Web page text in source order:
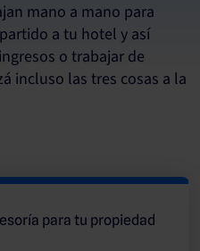
mano a mano para
a tu hotel y así
o trabajar de
incluso las tres cosas a la
para tu propiedad